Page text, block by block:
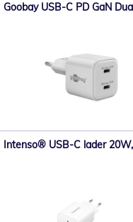
Goobay USB-C PD GaN
Intenso® USB-C lader